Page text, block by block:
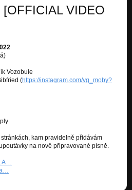
[OFFICIAL VIDEO
Vozobule
(https://instagram.com/vg_moby?
kam pravidelně přidávám
na nově připravované písně.